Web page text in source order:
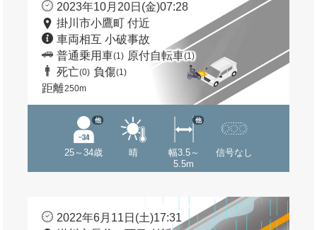
2023年10月20日(金)07:28
掛川市小鷹町 付近
車両相互 小破事故
普通乗用車(1) 原付自転車(1)
死亡(0) 負傷(1)
距離250m
25～34歳
他
晴
幅3.5～
5.5m
他
信号なし
2022年6月11日(土)17:31